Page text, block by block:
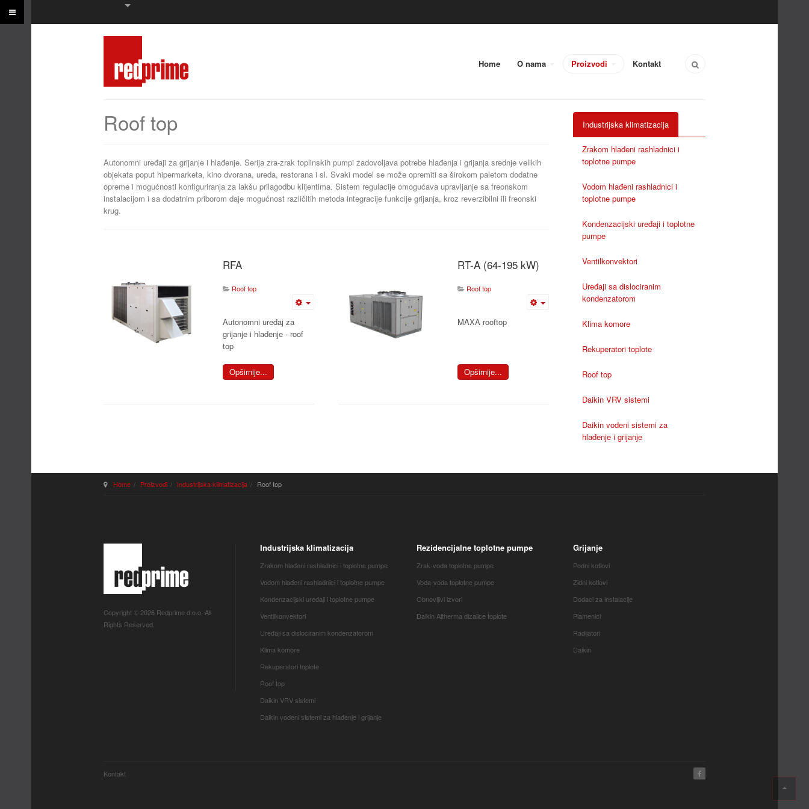
Home O nama Proizvodi Kontakt
Roof top
Autonomni uređaji za grijanje i hlađenje. Serija zra-zrak toplinskih pumpi zadovoljava potrebe hlađenja i grijanja srednje velikih
objekata poput hipermarketa, kino dvorana, ureda, restorana i sl. Svaki model se može opremiti sa širokom paletom dodatne
opreme i mogućnosti konfiguriranja za lakšu prilagodbu klijentima. Sistem regulacije omogućava upravljanje sa freonskom
instalacijom i sa dodatnim priborom daje mogućnost različitih metoda integracije funkcije grijanja, kroz reverzibilni ili freonski
krug.
RFA
Roof top
Autonomni uređaj za
grijanje i hlađenje - roof
top
Opširnije...
RT-A (64-195 kW)
Roof top
MAXA rooftop
Opširnije...
Industrijska klimatizacija
Zrakom hlađeni rashladnici i
toplotne pumpe
Vodom hlađeni rashladnici i
toplotne pumpe
Kondenzacijski uređaji i toplotne
pumpe
Ventilkonvektori
Uređaji sa dislociranim
kondenzatorom
Klima komore
Rekuperatori toplote
Roof top
Daikin VRV sistemi
Daikin vodeni sistemi za
hlađenje i grijanje
Home Proizvodi Industrijska klimatizacija Roof top
Copyright © 2026 Redprime d.o.o. All
Rights Reserved.
Industrijska klimatizacija
Zrakom hlađeni rashladnici i toplotne pumpe
Vodom hlađeni rashladnici i toplotne pumpe
Kondenzacijski uređaji i toplotne pumpe
Ventilkonvektori
Uređaji sa dislociranim kondenzatorom
Klima komore
Rekuperatori toplote
Roof top
Daikin VRV sistemi
Daikin vodeni sistemi za hlađenje i grijanje
Rezidencijalne toplotne pumpe
Zrak-voda toplotne pumpe
Voda-voda toplotne pumpe
Obnovljivi izvori
Daikin Altherma dizalice toplote
Grijanje
Podni kotlovi
Zidni kotlovi
Dodaci za instalacije
Plamenici
Radijatori
Daikin
Kontakt